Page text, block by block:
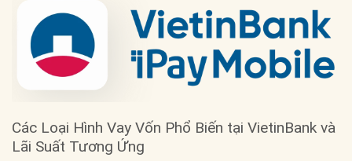
Các Loại Hình Vay Vốn Phổ Biến tại VietinBank và
Lãi Suất Tương Ứng